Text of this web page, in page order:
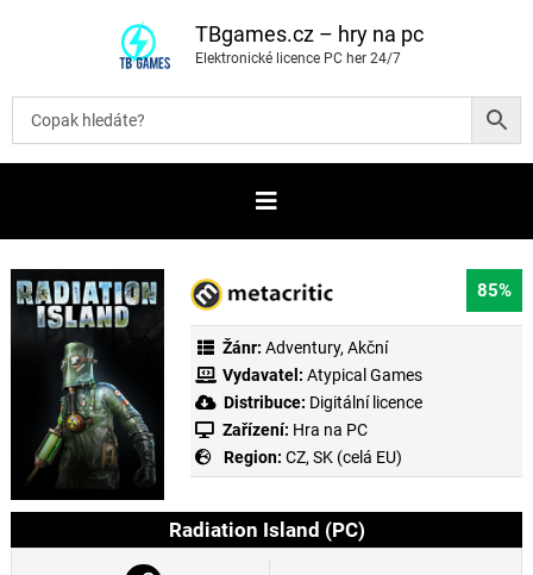
t
b
TBgames.cz – hry na pc
Elektronické licence PC her 24/7
85%
Žánr: Adventury, Akční
Vydavatel: Atypical Games
Distribuce: Digitální licence
Zařízení: Hra na PC
Region: CZ, SK (celá EU)
Radiation Island (PC)